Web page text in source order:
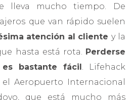
lleva mucho tiempo. De
que van rápido suelen
atención al cliente y la
hasta está rota. Perderse
bastante fácil . Lifehack
Aeropuerto Internacional
que está mucho más